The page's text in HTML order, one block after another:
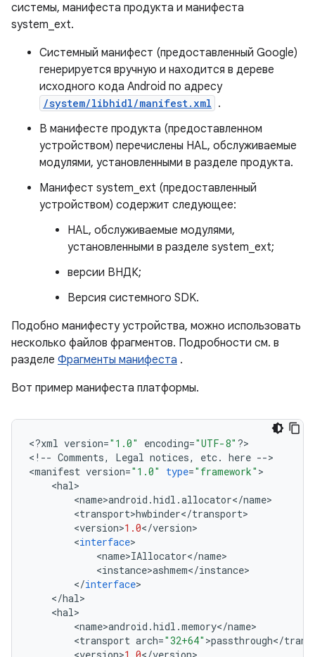
системы, манифеста продукта и манифеста
system_ext.
Системный манифест (предоставленный Google)
генерируется вручную и находится в дереве
исходного кода Android по адресу
/system/libhidl/manifest.xml .
В манифесте продукта (предоставленном
устройством) перечислены HAL, обслуживаемые
модулями, установленными в разделе продукта.
Манифест system_ext (предоставленный
устройством) содержит следующее:
HAL, обслуживаемые модулями,
установленными в разделе system_ext;
версии ВНДК;
Версия системного SDK.
Подобно манифесту устройства, можно использовать
несколько файлов фрагментов. Подробности см. в
разделе Фрагменты манифеста .
Вот пример манифеста платформы.
<?xml version="1.0" encoding="UTF-8" ?>
< ! -- Comments, Legal notices, etc. here -->
<manifest version="1.0" type="framework" >
<hal>
<name>android .hidl .allocator</name>
<transport>hwbinder</transport>
<version>1.0</version>
<interface>
<name>IAllocator</name>
<instance>ashmem</instance>
</interface>
</hal>
<hal>
<name>android .hidl .memory</name>
<transport arch="32+64" >passthrough</